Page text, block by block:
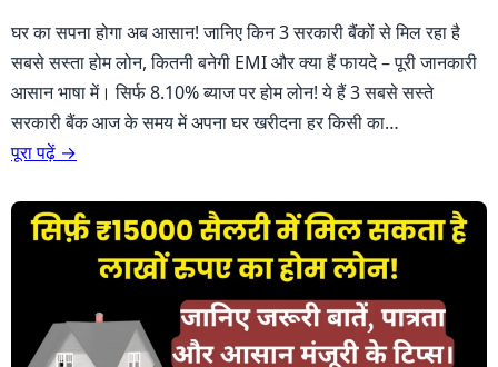
घर का सपना होगा अब आसान! जानिए किन 3 सरकारी बैंकों से मिल रहा है
सबसे सस्ता होम लोन, कितनी बनेगी EMI और क्या हैं फायदे – पूरी जानकारी
आसान भाषा में। सिर्फ 8.10% ब्याज पर होम लोन! ये हैं 3 सबसे सस्ते
सरकारी बैंक आज के समय में अपना घर खरीदना हर किसी का…
पूरा पढ़ें →